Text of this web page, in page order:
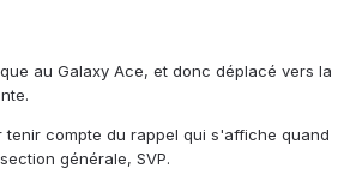
au Galaxy Ace, et donc déplacé vers la
tenir compte du rappel qui s'affiche quand
générale, SVP.